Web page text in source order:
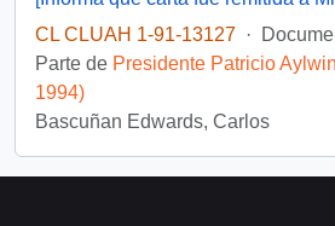
CL CLUAH 1-91-13127 ·
Parte de Presidente Patricio
1994)
Bascuñan Edwards, Carlos